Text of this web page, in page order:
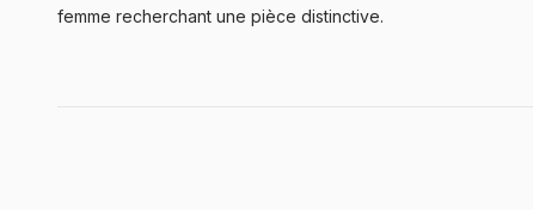
femme recherchant une pièce distinctive.